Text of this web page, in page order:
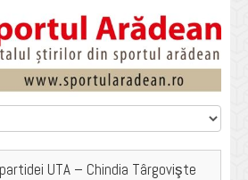
UTA – Chindia Târgovişte